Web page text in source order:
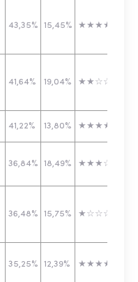
43,35% 15,45% ★★★★☆
41,64% 19,04% ★★☆☆☆
41,22% 13,80% ★★★★★
36,84% 18,49% ★★★☆☆
36,48% 15,75% ★☆☆☆☆
35,25% 12,39% ★★★★★